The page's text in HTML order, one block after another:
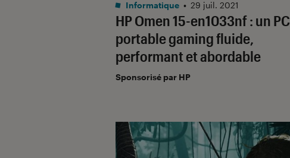
HP Omen 15-en1033nf : un PC
portable gaming fluide,
performant et abordable
Informatique • 29 juil. 2021
Sponsorisé par HP